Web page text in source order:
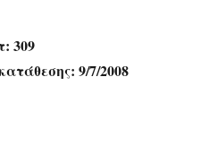
309
9/7/2008